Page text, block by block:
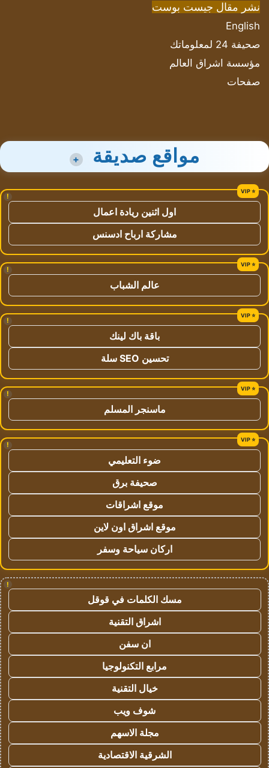
نشر مقال جيست بوست
English
صحيفة 24 لمعلوماتك
مؤسسة اشراق العالم
صفحات
مواقع صديقة +
!
اول اثنين ريادة اعمال
مشاركة ارباح ادسنس
!
عالم الشباب
!
باقة باك لينك
تحسين SEO سلة
!
ماسنجر المسلم
!
ضوء التعليمي
صحيفة برق
موقع اشراقات
موقع اشراق اون لاين
اركان سياحة وسفر
!
مسك الكلمات في قوقل
اشراق التقنية
ان سفن
مرابع التكنولوجيا
خيال التقنية
شوف ويب
مجلة الاسهم
الشرقية الاقتصادية